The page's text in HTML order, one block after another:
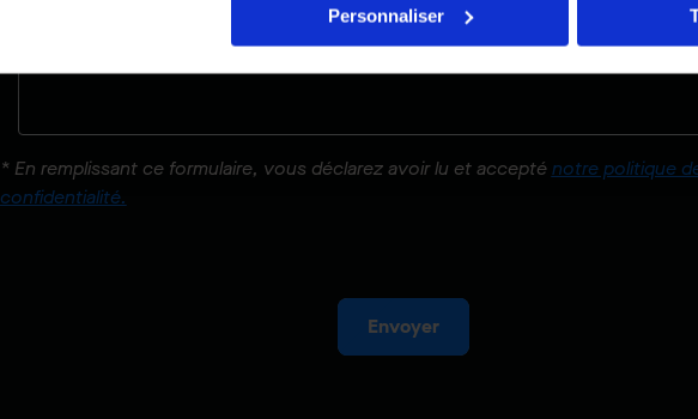
Personnaliser
* En remplissant ce formulaire, vous déclarez avoir lu et accepténotre politique
confidentialité.
Envoyer